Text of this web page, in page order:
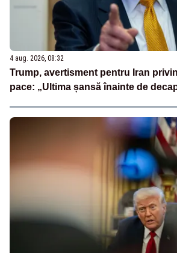
4 aug. 2026, 08:32
Trump, avertisment pentru Iran
pace: „Ultima șansă înainte de